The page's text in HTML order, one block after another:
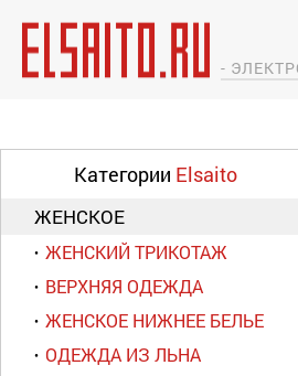
-
Категории Elsaito
ЖЕНСКОЕ
ЖЕНСКИЙ ТРИКОТАЖ
ВЕРХНЯЯ ОДЕЖДА
ЖЕНСКОЕ НИЖНЕЕ БЕЛЬЕ
ОДЕЖДА ИЗ ЛЬНА